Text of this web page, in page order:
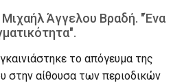
Μιχαήλ Άγγελου Βραδή. "Ένα
το απόγευμα της
στην αίθουσα των περιοδικών